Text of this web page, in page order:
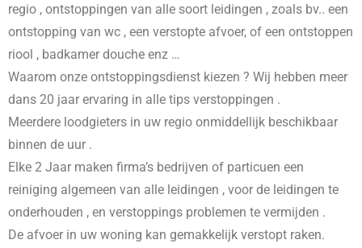
regio , ontstoppingen van alle soort leidingen , zoals bv.. een
ontstopping van wc , een verstopte afvoer, of een ontstoppen
riool , badkamer douche enz …
Waarom onze ontstoppingsdienst kiezen ? Wij hebben meer
dans 20 jaar ervaring in alle tips verstoppingen .
Meerdere loodgieters in uw regio onmiddellijk beschikbaar
binnen de uur .
Elke 2 Jaar maken firma’s bedrijven of particuen een
reiniging algemeen van alle leidingen , voor de leidingen te
onderhouden , en verstoppings problemen te vermijden .
De afvoer in uw woning kan gemakkelijk verstopt raken.